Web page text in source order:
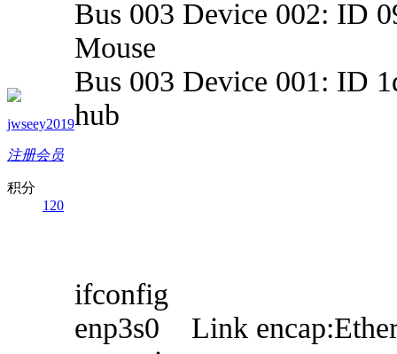
jwseey2019
注册会员
积分
120
Bus 003 Device 002: ID
Mouse
Bus 003 Device 001: ID
hub
ifconfig
enp3s0 Link